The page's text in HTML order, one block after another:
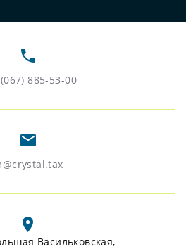
885-53-00
Васильковская,